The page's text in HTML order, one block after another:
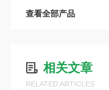
查看全部产品
相关文章
RELATED ARTICLES